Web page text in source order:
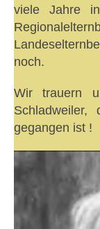
viele Jahre
noch.
Wir trauern
gegangen ist !